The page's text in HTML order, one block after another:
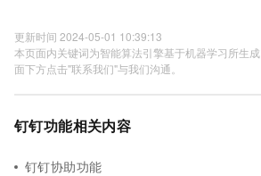
更新时间 2024-05-01 10:39:13
本页面内关键词为智能算法引擎基于机器学习所生
面下方点击"联系我们"与我们沟通。
钉钉功能相关内容
钉钉协助功能